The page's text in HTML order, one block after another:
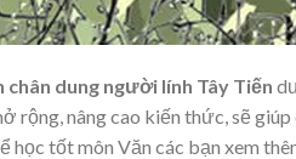
chân dung người lính Tây Tiến
rộng, nâng cao kiến thức, sẽ
học tốt môn Văn các bạn xem